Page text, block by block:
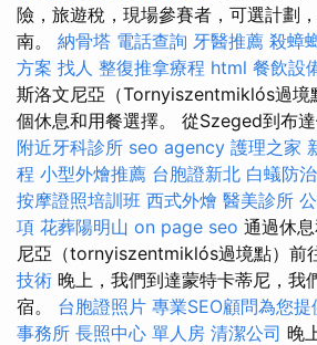
險，旅遊稅，現場參賽者，可選計劃
南。 納骨塔 電話查詢 牙醫推薦 殺蟑
方案 找人 整復推拿療程 html 餐飲設
斯洛文尼亞（Tornyiszentmiklós過境
個休息和用餐選擇。 從Szeged到布達
附近牙科診所 seo agency 護理之家
程 小型外燴推薦 台胞證新北 白蟻防治
按摩證照培訓班 西式外燴 醫美診所
項 花葬陽明山 on page seo 通過休
尼亞（tornyiszentmiklós過境點）前
技術 晚上，我們到達蒙特卡蒂尼，我
宿。 台胞證照片 專業SEO顧問為您
事務所 長照中心 單人房 清潔公司 晚